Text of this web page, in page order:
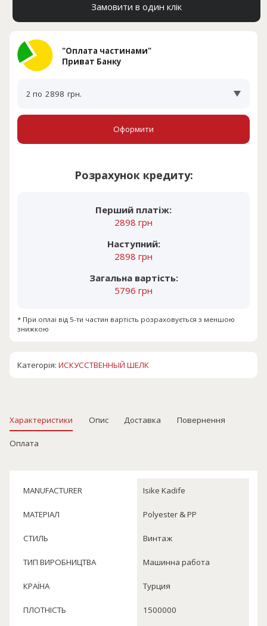
Замовити в один клік
"Оплата частинами"
Приват Банку
2 по 2898 грн.
Оформити
Розрахунок кредиту:
Перший платіж:
2898 грн
Наступний:
2898 грн
Загальна вартість:
5796 грн
* При оплаі від 5-ти частин вартість розраховується з меншою
знижкою
Категорія:ИСКУССТВЕННЫЙ ШЕЛК
Характеристики Опис Доставка Повернення
Оплата
MANUFACTURER Isike Kadife
МАТЕРІАЛ Polyester & PP
СТИЛЬ Винтаж
ТИП ВИРОБНИЦТВА Машинна работа
КРАЇНА Турция
ПЛОТНІСТЬ 1500000